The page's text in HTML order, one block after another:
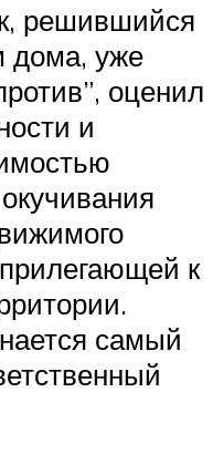
решившийся
дома, уже
оценил
и
к
самый